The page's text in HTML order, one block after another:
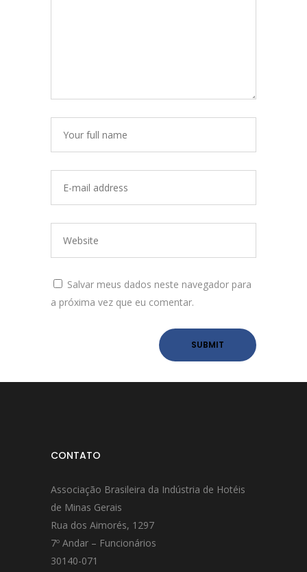
Salvar meus dados neste navegador para
a próxima vez que eu comentar.
CONTATO
Associação Brasileira da Indústria de Hotéis
de Minas Gerais
Rua dos Aimorés, 1297
7º Andar – Funcionários
30140-071